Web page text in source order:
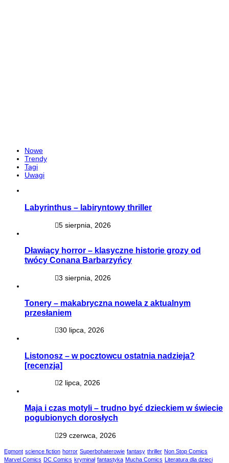
Nowe
Trendy
Tagi
Uwagi
Labyrinthus – labiryntowy thriller
5 sierpnia, 2026
Dławiący horror – klasyczne historie grozy od
twócy Conana Barbarzyńcy
3 sierpnia, 2026
Tonery – makabryczna nowela z aktualnym
przesłaniem
30 lipca, 2026
Listonosz – w pocztowcu ostatnia nadzieja?
[recenzja]
2 lipca, 2026
Maja i czas motyli – trudno być dzieckiem w świecie
pogubionych dorosłych
29 czerwca, 2026
Egmont science fiction horror Superbohaterowie fantasy thriller Non Stop Comics
Marvel Comics DC Comics kryminał fantastyka Mucha Comics Literatura dla dzieci